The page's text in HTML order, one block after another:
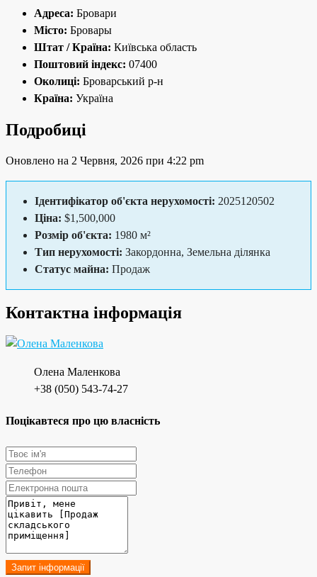
Адреса: Бровари
Місто: Бровары
Штат / Країна: Київська область
Поштовий індекс: 07400
Околиці: Броварський р-н
Країна: Україна
Подробиці
Оновлено на 2 Червня, 2026 при 4:22 pm
Ідентифікатор об'єкта нерухомості: 2025120502
Ціна: $1,500,000
Розмір об'єкта: 1980 м²
Тип нерухомості: Закордонна, Земельна ділянка
Статус майна: Продаж
Контактна інформація
Олена Маленкова
+38 (050) 543-74-27
Поцікавтеся про цю власність
Запит інформації